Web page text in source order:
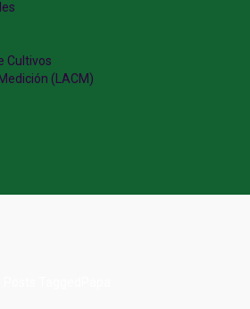
Cultivos
(LACM)